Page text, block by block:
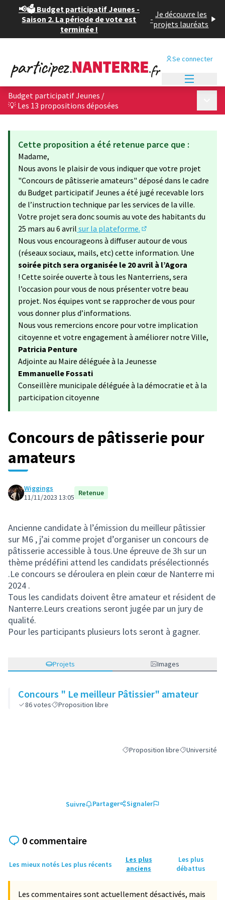
📢🗳️ Budget participatif Jeunes -
Saison 2. La période de vote est
terminée !
- Je découvre les
projets lauréats
Se connecter
Budget participatif Jeunes /
💡 Les 13 propositions déposées
Cette proposition a été retenue parce que :
Madame,
Nous avons le plaisir de vous indiquer que votre projet
"Concours de pâtisserie amateurs" déposé dans le cadre
du Budget participatif Jeunes a été jugé recevable lors
de l’instruction technique par les services de la ville.
Votre projet sera donc soumis au vote des habitants du
25 mars au 6 avril sur la plateforme.
(S'ouvre dans un
Nous vous encourageons à diffuser autour de vous
(réseaux sociaux, mails, etc) cette information. Une
soirée pitch sera organisée le 20 avril à l’Agora
! Cette soirée ouverte à tous les Nanterriens, sera
l’occasion pour vous de nous présenter votre beau
projet. Nos équipes vont se rapprocher de vous pour
vous donner plus d’informations.
Nous vous remercions encore pour votre implication
citoyenne et votre engagement à améliorer notre Ville,
Patricia Penture
Adjointe au Maire déléguée à la Jeunesse
Emmanuelle Fossati
Conseillère municipale déléguée à la démocratie et à la
participation citoyenne
Concours de pâtisserie pour
amateurs
Wiggings
11/11/2023 13:05 Retenue
Ancienne candidate à l’émission du meilleur pâtissier
sur M6 , j’ai comme projet d’organiser un concours de
pâtisserie accessible à tous.Une épreuve de 3h sur un
thème prédéfini attend les candidats présélectionnés
.Le concours se déroulera en plein cœur de Nanterre mi
2024 .
Tous les candidats doivent être amateur et résident de
Nanterre.Leurs creations seront jugée par un jury de
qualité.
Pour les participants plusieurs lots seront à gagner.
Projets Images
Concours " Le meilleur Pâtissier" amateur
86votes Proposition libre
Filtrer les résultats de la
Proposition libreFiltrer les
Université
Suivre Partager Signaler
0 commentaire
Les mieux notés Les plus récents
Les plus
anciens
Les plus
débattus
Les commentaires sont actuellement désactivés, mais